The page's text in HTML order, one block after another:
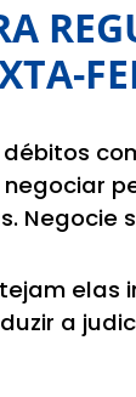
Negocie
elas
a